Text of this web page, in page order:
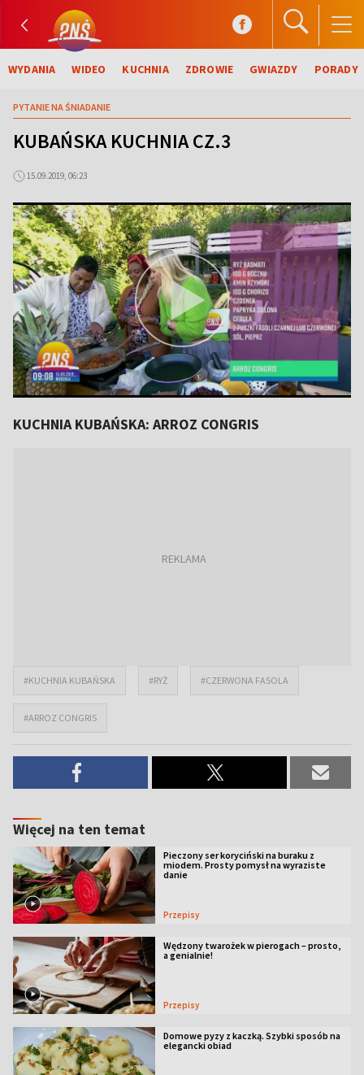
WYDANIA WIDEO KUCHNIA ZDROWIE GWIAZDY PORADY
PYTANIE NA ŚNIADANIE
KUBAŃSKA KUCHNIA CZ.3
15.09.2019, 06:23
KUCHNIA KUBAŃSKA: ARROZ CONGRIS
#KUCHNIA KUBAŃSKA #RYŻ #CZERWONA FASOLA
#ARROZ CONGRIS
Więcej na ten temat
Pieczony ser koryciński na buraku z
miodem. Prosty pomysł na wyraziste
danie
Przepisy
Wędzony twarożek w pierogach – prosto,
a genialnie!
Przepisy
Domowe pyzy z kaczką. Szybki sposób na
elegancki obiad